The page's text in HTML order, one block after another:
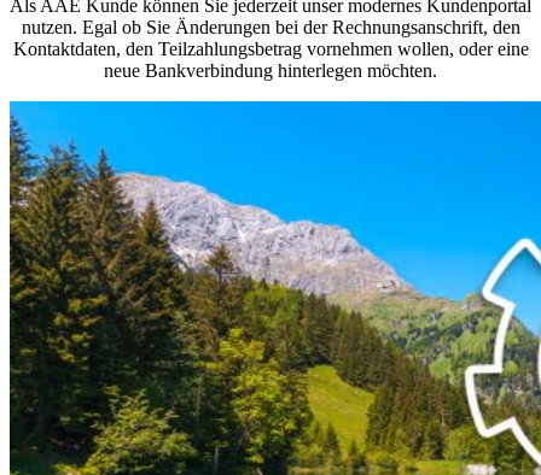
Als AAE Kunde können Sie jederzeit unser modernes Kundenportal
nutzen. Egal ob Sie Änderungen bei der Rechnungsanschrift, den
Kontaktdaten, den Teilzahlungsbetrag vornehmen wollen, oder eine
neue Bankverbindung hinterlegen möchten.